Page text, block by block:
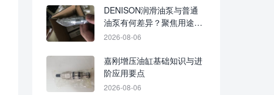
DENISON润滑油泵与普通
油泵有何差异？聚焦用途、
介质与供油方式
2026-08-06
嘉刚增压油缸基础知识与进
阶应用要点
2026-08-06